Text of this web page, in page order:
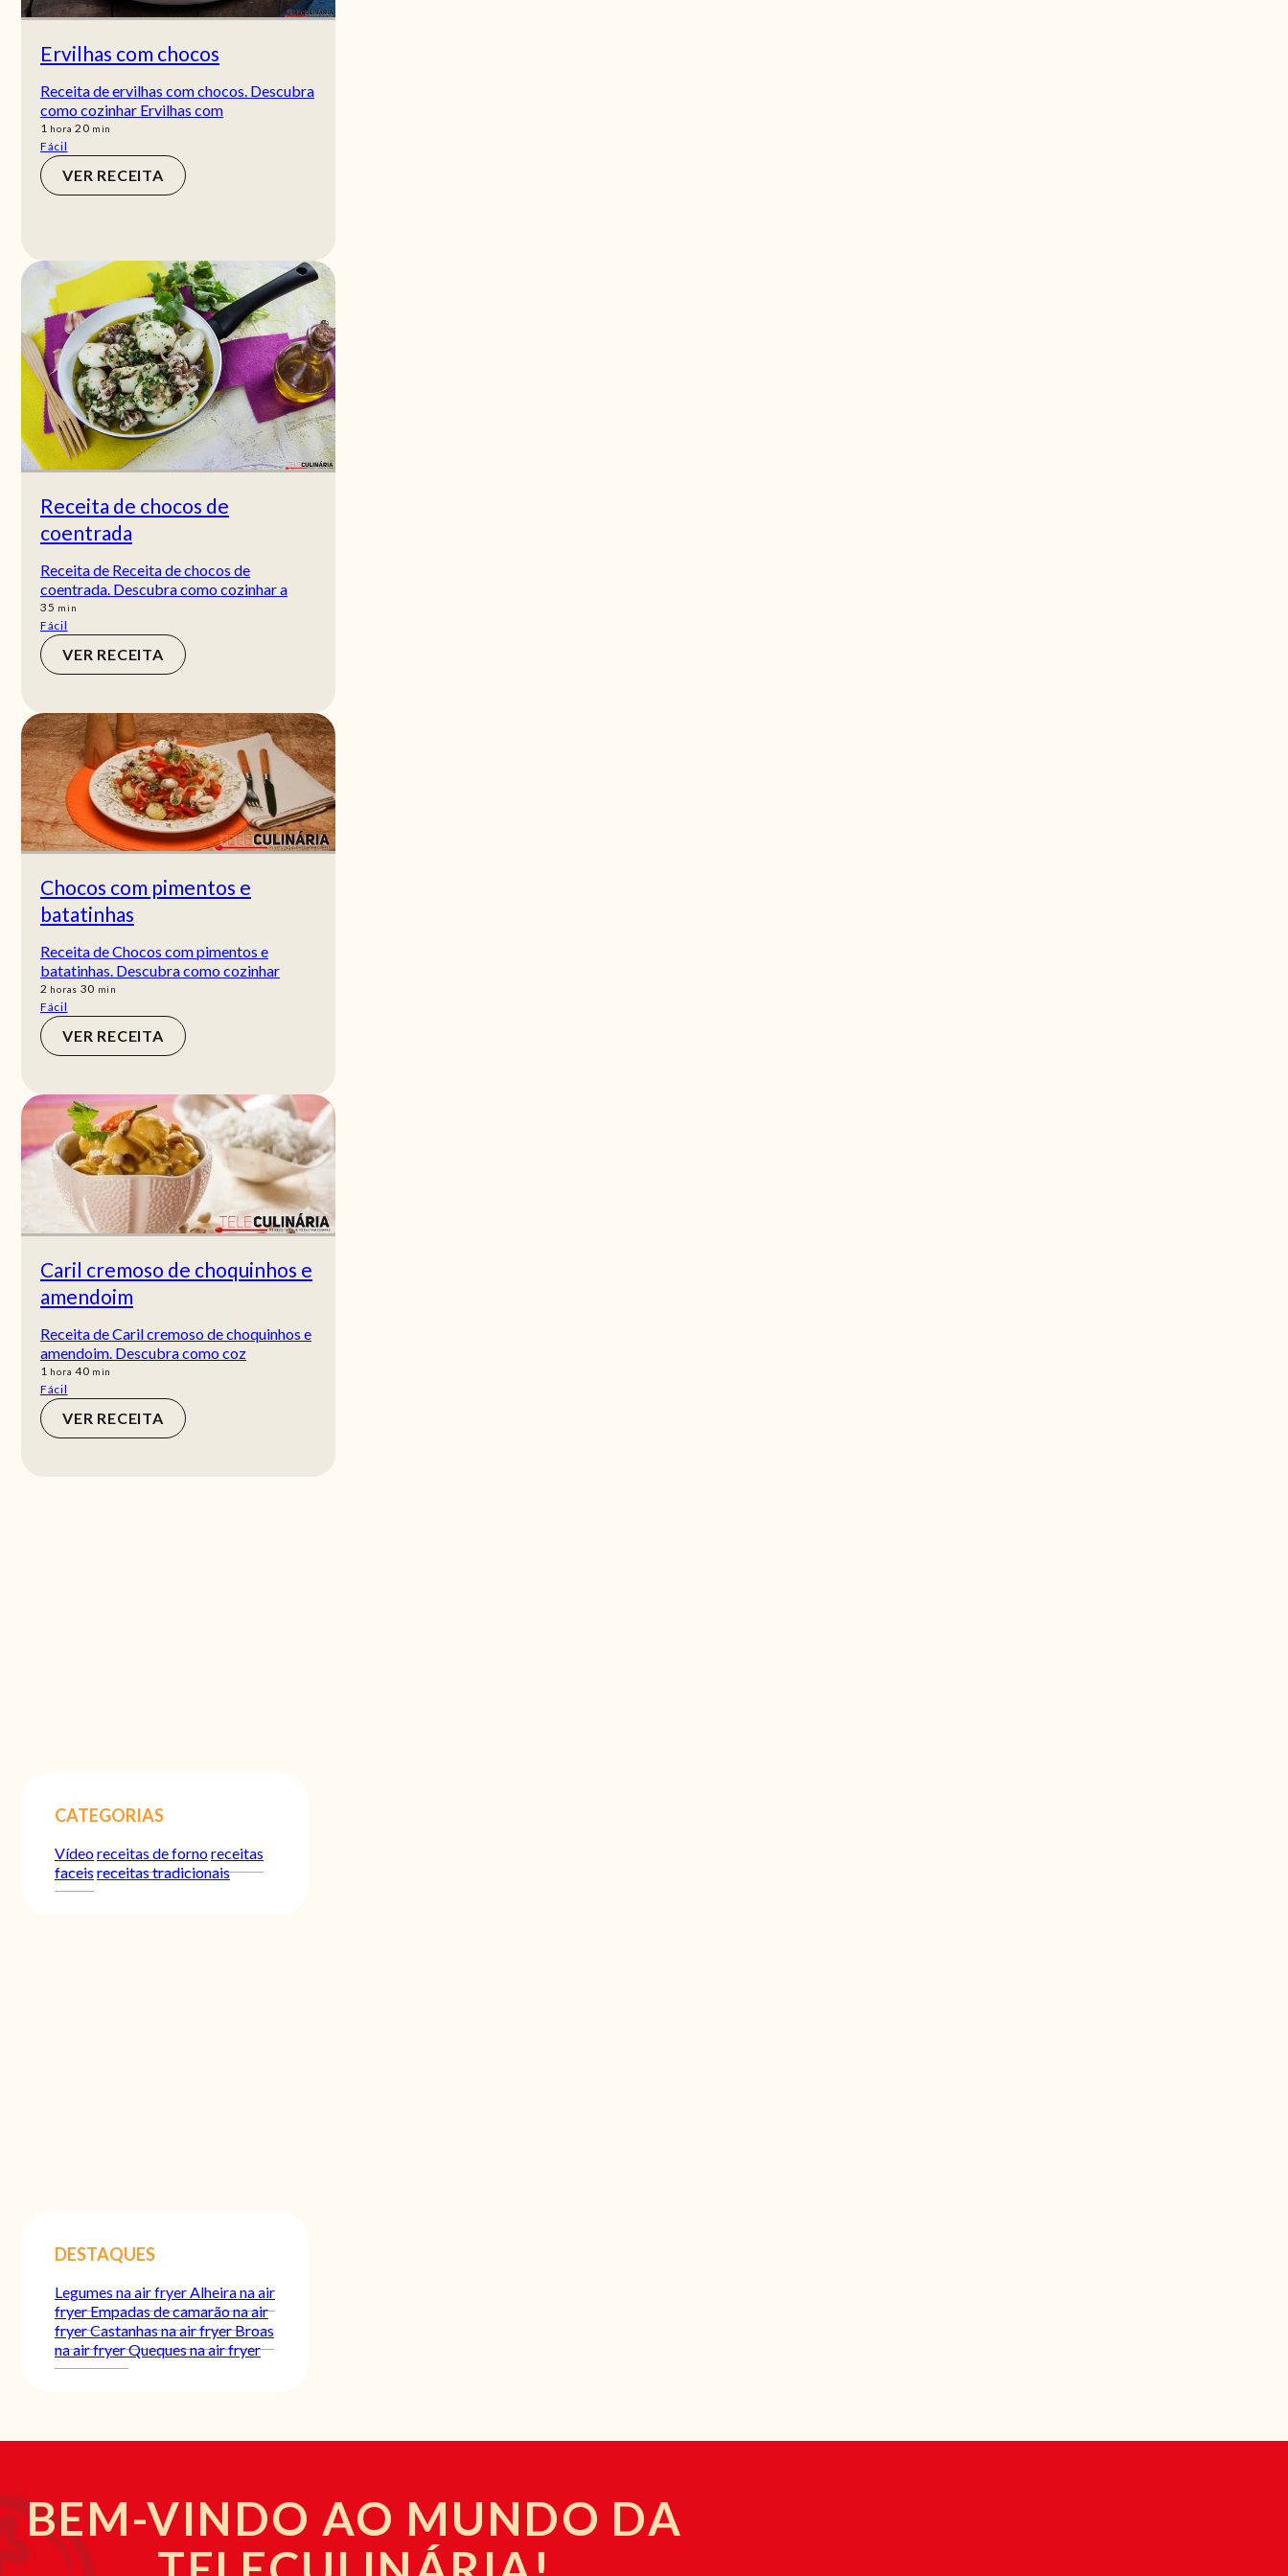
Ervilhas com chocos
Receita de ervilhas com chocos. Descubra
como cozinhar Ervilhas com
1 hora
hora 20min
min
Fácil
VER RECEITA
Receita de chocos de
coentrada
Receita de Receita de chocos de
coentrada. Descubra como cozinhar a
35 min
min
Fácil
VER RECEITA
Chocos com pimentos e
batatinhas
Receita de Chocos com pimentos e
batatinhas. Descubra como cozinhar
2 horas
horas 30 min
min
Fácil
VER RECEITA
Caril cremoso de choquinhos e
amendoim
Receita de Caril cremoso de choquinhos e
amendoim. Descubra como coz
1 hora
hora 40min
min
Fácil
VER RECEITA
CATEGORIAS
Vídeoreceitas de fornoreceitas
faceisreceitas tradicionais
DESTAQUES
Legumes na air fryer Alheira na air
fryerEmpadas de camarão na air
fryerCastanhas na air fryerBroas
na air fryerQueques na air fryer
BEM-VINDO AO MUNDO DA